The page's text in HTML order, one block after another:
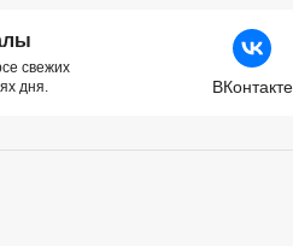
свежих
дня.
ВКонтакте